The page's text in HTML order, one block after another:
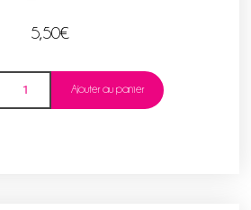
5,50€
Ajouter au panier